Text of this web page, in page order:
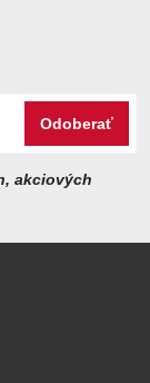
Odoberať
akciových